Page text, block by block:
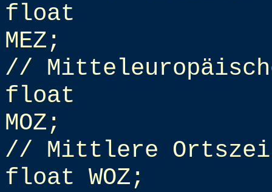
float
MEZ;
//
float
MOZ;
// Mittlere
float WOZ;